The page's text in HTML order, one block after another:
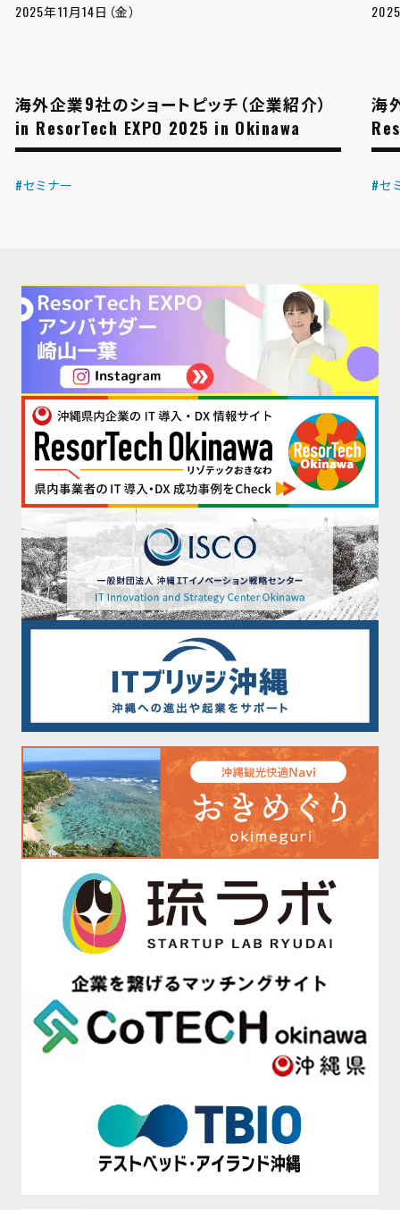
2025年11月14日（金）
海外企業9社のショートピッチ（企業紹介）
in ResorTech EXPO 2025 in Okinawa
#セミナー
海
#セ